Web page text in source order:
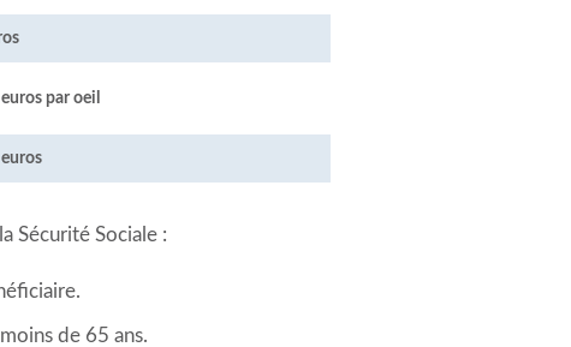
par oeil
Sécurité Sociale :
de 65 ans.